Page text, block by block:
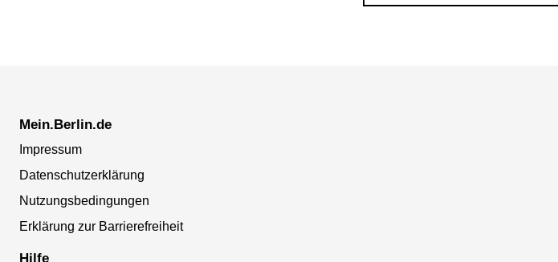
Mein.Berlin.de
Impressum
Datenschutzerklärung
Nutzungsbedingungen
Erklärung zur Barrierefreiheit
Hilfe